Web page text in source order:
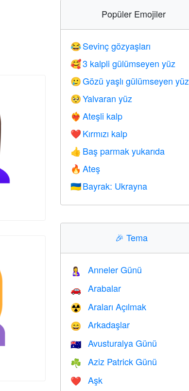
Popüler Emojiler
😂 Sevinç gözyaşları
🥰3 kalpli gülümseyen yüz
🥲 Gözü yaşlı gülümseyen yüz
🥺 Yalvaran yüz
❤️‍🔥 Ateşli kalp
❤️ Kırmızı kalp
👍 Baş parmak yukarıda
🔥 Ateş
🇺🇦 Bayrak: Ukrayna
🎉Tema
🤱 Anneler Günü
🚗 Arabalar
☢️ Araları Açılmak
😄 Arkadaşlar
🇦🇺 Avusturalya Günü
☘️ Aziz Patrick Günü
❤️️ Aşk